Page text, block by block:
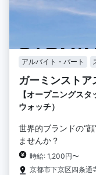
アルバイト・パート
ガーミンストア
【オープニングス
ウォッチ）
世界的ブランドの“
ませんか？
時給: 1,200円〜